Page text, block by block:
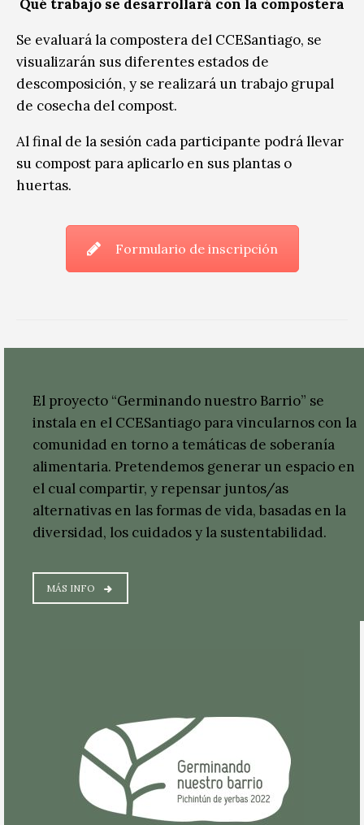
Qué trabajo se desarrollará con la compostera
Se evaluará la compostera del CCESantiago, se
visualizarán sus diferentes estados de
descomposición, y se realizará un trabajo grupal
de cosecha del compost.
Al final de la sesión cada participante podrá llevar
su compost para aplicarlo en sus plantas o
huertas.
Formulario de inscripción
El proyecto “Germinando nuestro Barrio” se
instala en el CCESantiago para vincularnos con la
comunidad en torno a temáticas de soberanía
alimentaria. Pretendemos generar un espacio en
el cual compartir, y repensar juntos/as
alternativas en las formas de vida, basadas en la
diversidad, los cuidados y la sustentabilidad.
MÁS INFO